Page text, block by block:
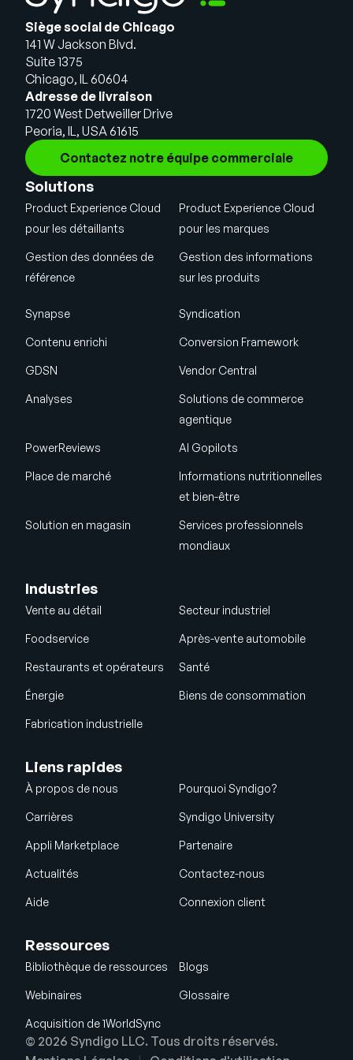
Siège social de Chicago
141 W Jackson Blvd.
Suite 1375
Chicago, IL 60604
Adresse de livraison
1720 West Detweiller Drive
Peoria, IL, USA 61615
Contactez notre équipe commerciale
Solutions
Product Experience Cloud
pour les détaillants
Product Experience Cloud
pour les marques
Gestion des données de
référence
Gestion des informations
sur les produits
Synapse Syndication
Contenu enrichi Conversion Framework
GDSN Vendor Central
Analyses
Solutions de commerce
agentique
PowerReviews AI Gopilots
Place de marché
Informations nutritionnelles
et bien-être
Solution en magasin
Services professionnels
mondiaux
Industries
Vente au détail Secteur industriel
Foodservice Après-vente automobile
Restaurants et opérateurs Santé
Énergie Biens de consommation
Fabrication industrielle
Liens rapides
À propos de nous Pourquoi Syndigo?
Carrières Syndigo University
Appli Marketplace Partenaire
Actualités Contactez-nous
Aide Connexion client
Ressources
Bibliothèque de ressources Blogs
Webinaires Glossaire
Acquisition de 1WorldSync
© 2026 Syndigo LLC. Tous droits réservés.